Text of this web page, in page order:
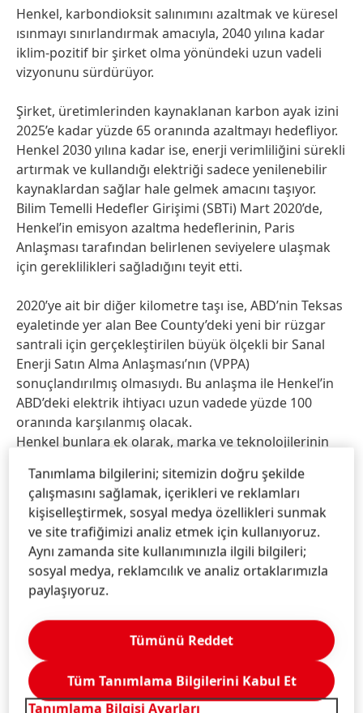
Henkel, karbondioksit salınımını azaltmak ve küresel
ısınmayı sınırlandırmak amacıyla, 2040 yılına kadar
iklim-pozitif bir şirket olma yönündeki uzun vadeli
vizyonunu sürdürüyor.
Şirket, üretimlerinden kaynaklanan karbon ayak izini
2025’e kadar yüzde 65 oranında azaltmayı hedefliyor.
Henkel 2030 yılına kadar ise, enerji verimliliğini sürekli
artırmak ve kullandığı elektriği sadece yenilenebilir
kaynaklardan sağlar hale gelmek amacını taşıyor.
Bilim Temelli Hedefler Girişimi (SBTi) Mart 2020’de,
Henkel’in emisyon azaltma hedeflerinin, Paris
Anlaşması tarafından belirlenen seviyelere ulaşmak
için gereklilikleri sağladığını teyit etti.
2020’ye ait bir diğer kilometre taşı ise, ABD’nin Teksas
eyaletinde yer alan Bee County’deki yeni bir rüzgar
santrali için gerçekleştirilen büyük ölçekli bir Sanal
Enerji Satın Alma Anlaşması’nın (VPPA)
sonuçlandırılmış olmasıydı. Bu anlaşma ile Henkel’in
ABD’deki elektrik ihtiyacı uzun vadede yüzde 100
oranında karşılanmış olacak.
Henkel bunlara ek olarak, marka ve teknolojilerinin
müşteri, tüketici ve tedarikçilere karbondioksit
salınımlarını azaltma konusunda yardımcı olmayı
hedefliyor. Bu paydaşlarına 2020’ye uzanan 5 yıllık
süreçte 55 milyon tonun üzerinde salınım azalımı
sağlayan Henkel, bu miktarı 2025’e kadar 100 milyon
tona çıkarmayı hedefliyor.
Ambalajlama Hedeflerine Ulaşmada
Görünür İlerleme
Henkel aynı zamanda döngüsel bir ekonominin
gelişimini aktif olarak teşvik ediyor ve ambalajlama
Tanımlama bilgilerini; sitemizin doğru şekilde
çalışmasını sağlamak, içerikleri ve reklamları
kişiselleştirmek, sosyal medya özellikleri sunmak
ve site trafiğimizi analiz etmek için kullanıyoruz.
Aynı zamanda site kullanımınızla ilgili bilgileri;
sosyal medya, reklamcılık ve analiz ortaklarımızla
paylaşıyoruz.
Tanımlama Bilgisi Ayarları
Tümünü Reddet
Tüm Tanımlama Bilgilerini Kabul Et